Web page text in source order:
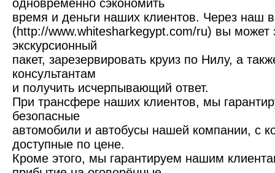
одновременно сэкономить
время и деньги наших клиентов. Через наш
(http://www.whitesharkegypt.com/ru) вы может
экскурсионный
пакет, зарезервировать круиз по Нилу, а
консультантам
и получить исчерпывающий ответ.
При трансфере наших клиентов, мы
безопасные
автомобили и автобусы нашей компании, с
доступные по цене.
Кроме этого, мы гарантируем нашим